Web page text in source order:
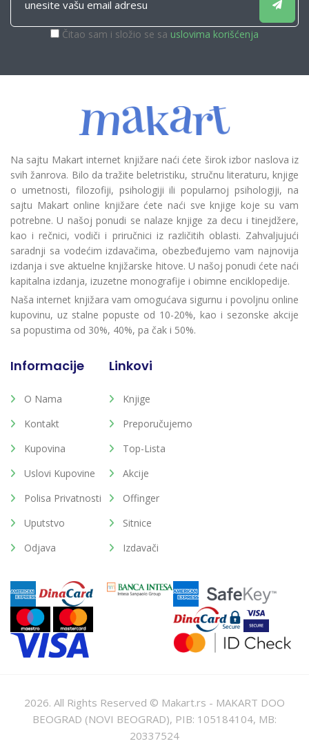
Čitao sam i složio se sa uslovima korišćenja
Na sajtu Makart internet knjižare naći ćete širok izbor naslova iz
svih žanrova. Bilo da tražite beletristiku, stručnu literaturu, knjige
o umetnosti, filozofiji, psihologiji ili popularnoj psihologiji, na
sajtu Makart online knjižare ćete naći sve knjige koje su vam
potrebne. U našoj ponudi se nalaze knjige za decu i tinejdžere,
kao i rečnici, vodiči i priručnici iz različitih oblasti. Zahvaljujući
saradnji sa vodećim izdavačima, obezbeđujemo vam najnovija
izdanja i sve aktuelne knjižarske hitove. U našoj ponudi ćete naći
kapitalna izdanja, izuzetne monografije i obimne enciklopedije.
Naša internet knjižara vam omogućava sigurnu i povoljnu online
kupovinu, uz stalne popuste od 10-20%, kao i sezonske akcije
sa popustima od 30%, 40%, pa čak i 50%.
Informacije
O Nama
Kontakt
Kupovina
Uslovi Kupovine
Polisa Privatnosti
Uputstvo
Odjava
Linkovi
Knjige
Preporučujemo
Top-Lista
Akcije
Offinger
Sitnice
Izdavači
2026. All Rights Reserved © Makart.rs - MAKART DOO
BEOGRAD (NOVI BEOGRAD), PIB: 105184104, MB:
20337524